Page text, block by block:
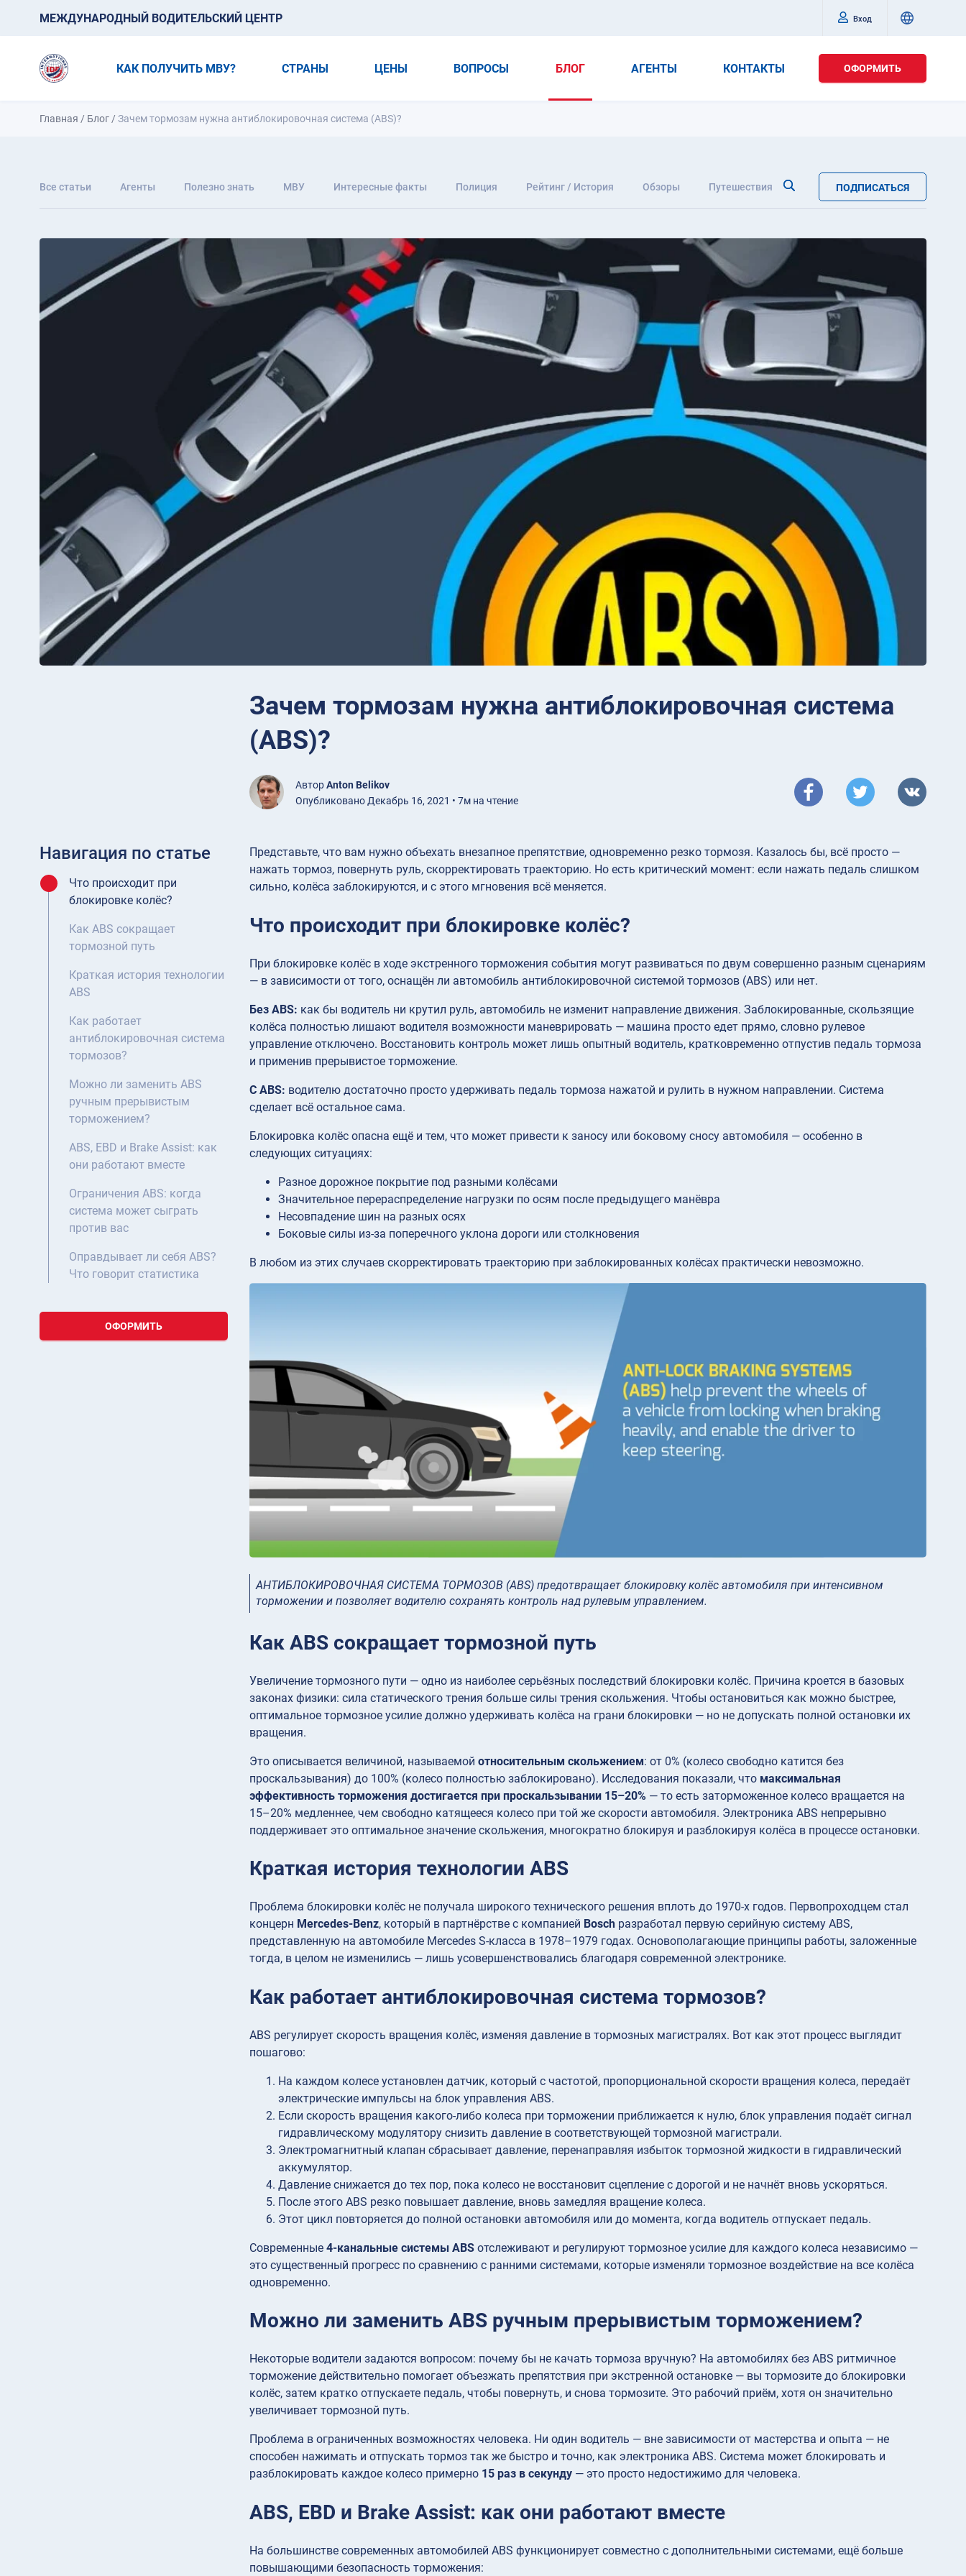
МЕЖДУНАРОДНЫЙ ВОДИТЕЛЬСКИЙ ЦЕНТР Вход
КАК ПОЛУЧИТЬ МВУ? СТРАНЫ ЦЕНЫ ВОПРОСЫ БЛОГ АГЕНТЫ КОНТАКТЫ ОФОРМИТЬ
Главная / Блог /Зачем тормозам нужна антиблокировочная система (ABS)?
Все статьи Агенты Полезно знать МВУ Интересные факты Полиция Рейтинг / История Обзоры Путешествия ПОДПИСАТЬСЯ
Зачем тормозам нужна антиблокировочная система
(ABS)?
АвторAnton Belikov
Опубликовано Декабрь 16, 2021 • 7м на чтение
Навигация по статье
Что происходит при
блокировке колёс?
Как ABS сокращает
тормозной путь
Краткая история технологии
ABS
Как работает
антиблокировочная система
тормозов?
Можно ли заменить ABS
ручным прерывистым
торможением?
ABS, EBD и Brake Assist: как
они работают вместе
Ограничения ABS: когда
система может сыграть
против вас
Оправдывает ли себя ABS?
Что говорит статистика
ОФОРМИТЬ
Представьте, что вам нужно объехать внезапное препятствие, одновременно резко тормозя. Казалось бы, всё просто —
нажать тормоз, повернуть руль, скорректировать траекторию. Но есть критический момент: если нажать педаль слишком
сильно, колёса заблокируются, и с этого мгновения всё меняется.
Что происходит при блокировке колёс?
При блокировке колёс в ходе экстренного торможения события могут развиваться по двум совершенно разным сценариям
— в зависимости от того, оснащён ли автомобиль антиблокировочной системой тормозов (ABS) или нет.
Без ABS: как бы водитель ни крутил руль, автомобиль не изменит направление движения. Заблокированные, скользящие
колёса полностью лишают водителя возможности маневрировать — машина просто едет прямо, словно рулевое
управление отключено. Восстановить контроль может лишь опытный водитель, кратковременно отпустив педаль тормоза
и применив прерывистое торможение.
С ABS: водителю достаточно просто удерживать педаль тормоза нажатой и рулить в нужном направлении. Система
сделает всё остальное сама.
Блокировка колёс опасна ещё и тем, что может привести к заносу или боковому сносу автомобиля — особенно в
следующих ситуациях:
Разное дорожное покрытие под разными колёсами
Значительное перераспределение нагрузки по осям после предыдущего манёвра
Несовпадение шин на разных осях
Боковые силы из-за поперечного уклона дороги или столкновения
В любом из этих случаев скорректировать траекторию при заблокированных колёсах практически невозможно.
АНТИБЛОКИРОВОЧНАЯ СИСТЕМА ТОРМОЗОВ (ABS) предотвращает блокировку колёс автомобиля при интенсивном
торможении и позволяет водителю сохранять контроль над рулевым управлением.
Как ABS сокращает тормозной путь
Увеличение тормозного пути — одно из наиболее серьёзных последствий блокировки колёс. Причина кроется в базовых
законах физики: сила статического трения больше силы трения скольжения. Чтобы остановиться как можно быстрее,
оптимальное тормозное усилие должно удерживать колёса на грани блокировки — но не допускать полной остановки их
вращения.
Это описывается величиной, называемой относительным скольжением: от 0% (колесо свободно катится без
проскальзывания) до 100% (колесо полностью заблокировано). Исследования показали, что максимальная
эффективность торможения достигается при проскальзывании 15–20% — то есть заторможенное колесо вращается на
15–20% медленнее, чем свободно катящееся колесо при той же скорости автомобиля. Электроника ABS непрерывно
поддерживает это оптимальное значение скольжения, многократно блокируя и разблокируя колёса в процессе остановки.
Краткая история технологии ABS
Проблема блокировки колёс не получала широкого технического решения вплоть до 1970-х годов. Первопроходцем стал
концерн Mercedes-Benz, который в партнёрстве с компанией Bosch разработал первую серийную систему ABS,
представленную на автомобиле Mercedes S-класса в 1978–1979 годах. Основополагающие принципы работы, заложенные
тогда, в целом не изменились — лишь усовершенствовались благодаря современной электронике.
Как работает антиблокировочная система тормозов?
ABS регулирует скорость вращения колёс, изменяя давление в тормозных магистралях. Вот как этот процесс выглядит
пошагово:
На каждом колесе установлен датчик, который с частотой, пропорциональной скорости вращения колеса, передаёт
электрические импульсы на блок управления ABS.
Если скорость вращения какого-либо колеса при торможении приближается к нулю, блок управления подаёт сигнал
гидравлическому модулятору снизить давление в соответствующей тормозной магистрали.
Электромагнитный клапан сбрасывает давление, перенаправляя избыток тормозной жидкости в гидравлический
аккумулятор.
Давление снижается до тех пор, пока колесо не восстановит сцепление с дорогой и не начнёт вновь ускоряться.
После этого ABS резко повышает давление, вновь замедляя вращение колеса.
Этот цикл повторяется до полной остановки автомобиля или до момента, когда водитель отпускает педаль.
Современные 4-канальные системы ABS отслеживают и регулируют тормозное усилие для каждого колеса независимо —
это существенный прогресс по сравнению с ранними системами, которые изменяли тормозное воздействие на все колёса
одновременно.
Можно ли заменить ABS ручным прерывистым торможением?
Некоторые водители задаются вопросом: почему бы не качать тормоза вручную? На автомобилях без ABS ритмичное
торможение действительно помогает объезжать препятствия при экстренной остановке — вы тормозите до блокировки
колёс, затем кратко отпускаете педаль, чтобы повернуть, и снова тормозите. Это рабочий приём, хотя он значительно
увеличивает тормозной путь.
Проблема в ограниченных возможностях человека. Ни один водитель — вне зависимости от мастерства и опыта — не
способен нажимать и отпускать тормоз так же быстро и точно, как электроника ABS. Система может блокировать и
разблокировать каждое колесо примерно 15 раз в секунду — это просто недостижимо для человека.
ABS, EBD и Brake Assist: как они работают вместе
На большинстве современных автомобилей ABS функционирует совместно с дополнительными системами, ещё больше
повышающими безопасность торможения: